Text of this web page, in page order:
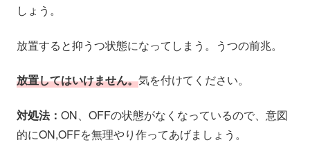
しょう。
放置すると抑うつ状態になってしまう。うつの前兆。
放置してはいけません。気を付けてください。
対処法： ON、OFFの状態がなくなっているので、意図
的にON,OFFを無理やり作ってあげましょう。